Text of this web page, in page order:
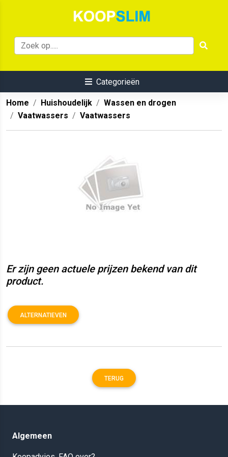
Categorieën
Home Huishoudelijk
Wassen en drogen
Vaatwassers
Vaatwassers
Er zijn geen actuele prijzen bekend van dit
product.
ALTERNATIEVEN
TERUG
Algemeen